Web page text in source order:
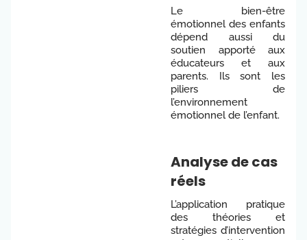
Le bien-être
émotionnel des enfants
dépend aussi du
soutien apporté aux
éducateurs et aux
parents. Ils sont les
piliers de
l’environnement
émotionnel de l’enfant.
Analyse de cas
réels
L’application pratique
des théories et
stratégies d’intervention